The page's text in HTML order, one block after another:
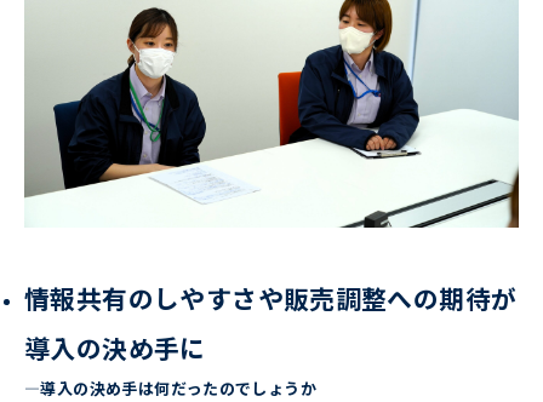
情報共有のしやすさや販売調整への期待が
導入の決め手に
―導入の決め手は何だったのでしょうか